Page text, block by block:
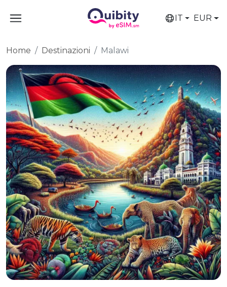
IT EUR
Home Destinazioni Malawi